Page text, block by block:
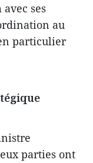
ses
au
particulier
parties ont